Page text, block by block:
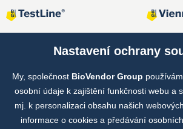
Společné projekty
Nastavení ochrany
My, společnost BioVendor Group
osobní údaje k zajištění funkčnosti webu a
mj. k personalizaci obsahu našich
informace o cookies a předávání